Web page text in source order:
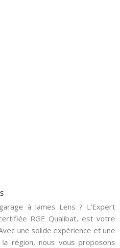
à lames Lens ? L’Expert
RGE Qualibat, est votre
une solide expérience et une
région, nous vous proposons